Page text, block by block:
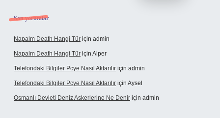
Son yorumlar
Napalm Death Hangi Tür için admin
Napalm Death Hangi Tür için Alper
Telefondaki Bilgiler Pcye Nasıl Aktarılır için admin
Telefondaki Bilgiler Pcye Nasıl Aktarılır için Aysel
Osmanlı Devleti Deniz Askerlerine Ne Denir için admin